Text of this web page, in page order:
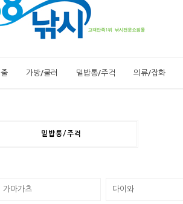
줄 가방/쿨러 밑밥통/주걱 의류/잡화
밑밥통/주걱
가마가츠 다이와